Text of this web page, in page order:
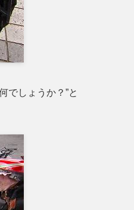
でしょうか？”と